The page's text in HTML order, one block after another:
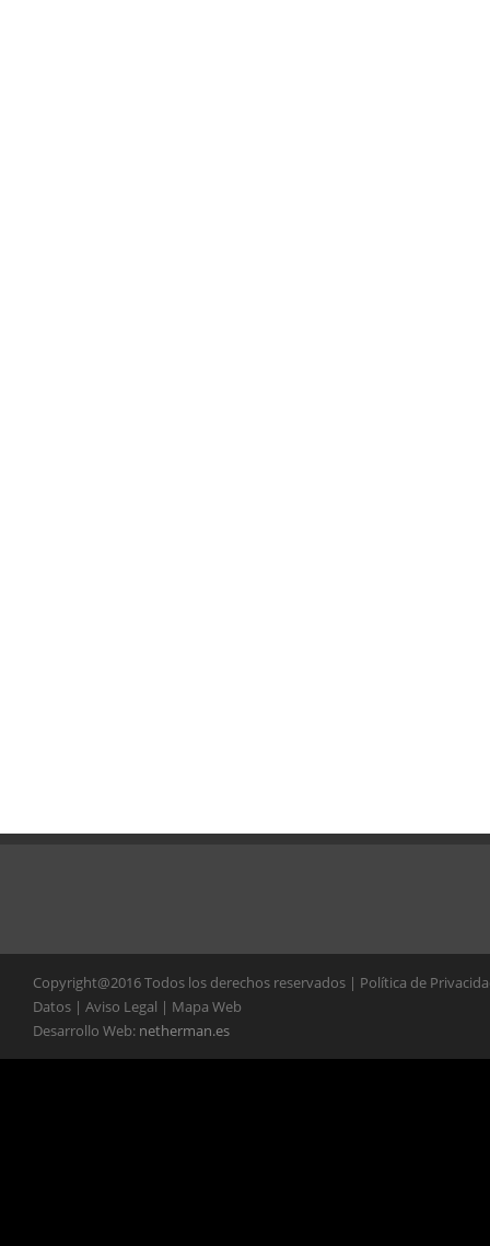
Copyright@2016 Todos los derechos reservados | Política de
Datos | Aviso Legal | Mapa Web
Desarrollo Web: netherman.es